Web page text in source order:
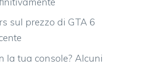
sul prezzo di GTA 6
la tua console? Alcuni